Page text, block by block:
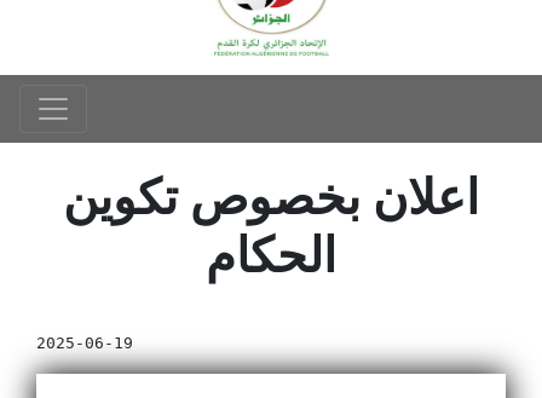
اعلان بخصوص تكوين
الحكام
2025-06-19